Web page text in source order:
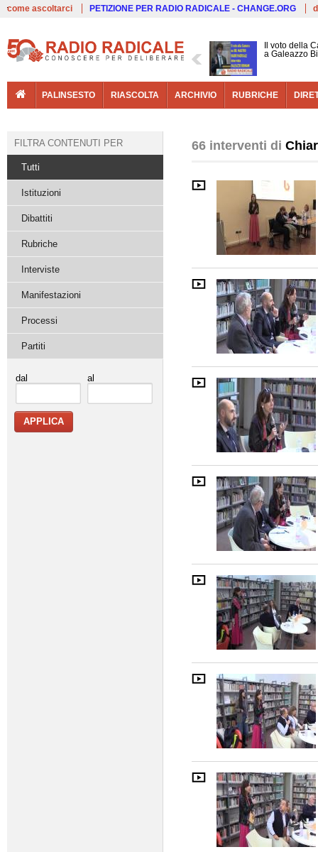
come ascoltarci PETIZIONE PER RADIO RADICALE - CHANGE.ORG
Il voto della
a Galeazzo
PALINSESTO RIASCOLTA ARCHIVIO RUBRICHE
66 interventi di
FILTRA CONTENUTI PER
Tutti
Istituzioni
Dibattiti
Rubriche
Interviste
Manifestazioni
Processi
Partiti
dal al